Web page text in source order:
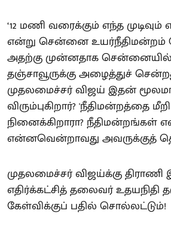
‘12 மணி வரைக்கும் எந்த
என்று சென்னை உயர்நீதிமன்றம்
அதற்கு முன்னதாக சென்னையில்
தஞ்சாவூருக்கு அழைத்துச்
முதலமைச்சர் விஜய் இதன்
விரும்புகிறார்? 'நீதிமன்றத்தை
நினைக்கிறாரா? நீதிமன்றங்கள்
என்னவென்றாவது அவருக்குத்
முதலமைச்சர் விஜய்க்கு திராணி
எதிர்க்கட்சித் தலைவர் உதயநிதி
கேள்விக்குப் பதில் சொல்லட்டும்!